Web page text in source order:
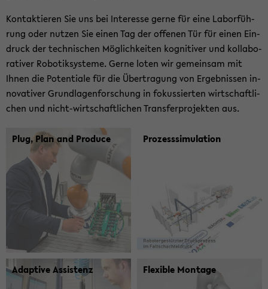
Kon­tak­tie­ren Sie uns bei In­ter­es­se gerne für eine La­bor­füh­
rung oder nut­zen Sie einen Tag der of­fe­nen Tür für einen Ein­
druck der tech­ni­schen Mög­lich­kei­ten ko­gni­ti­ver und kol­la­bo­
ra­ti­ver Ro­bo­tik­sys­te­me. Gerne loten wir ge­mein­sam mit
Ihnen die Po­ten­tia­le für die Über­tra­gung von Er­geb­nis­sen in­
no­va­ti­ver Grund­la­gen­for­schung in fo­kus­sier­ten wirt­schaft­li­
chen und nicht-​wirtschaftlichen Trans­fer­pro­jek­ten aus.
Plug, Plan and Pro­du­ce Prozess­simulation
Adaptive Assis­tenz Flexible Mon­tage